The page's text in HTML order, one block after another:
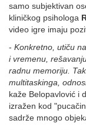
samo subjektivan
kliničkog psihologa
video igre imaju
- Konkretno, utiču
i vremenu,
radnu memoriju.
multitaskinga,
kaže Belopavlović i
izražen kod
sadrže mnogo